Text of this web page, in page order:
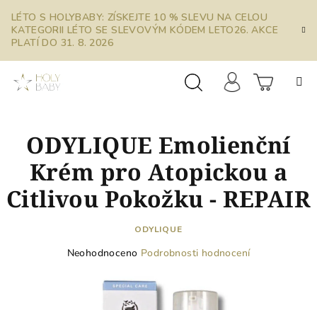
obsah
LÉTO S HOLYBABY: ZÍSKEJTE 10 % SLEVU NA CELOU
KATEGORII LÉTO SE SLEVOVÝM KÓDEM LETO26. AKCE
PLATÍ DO 31. 8. 2026
košík
ODYLIQUE Emolienční
Krém pro Atopickou a
Citlivou Pokožku - REPAIR
ODYLIQUE
Průměrné
produktu
Neohodnoceno Podrobnosti hodnocení